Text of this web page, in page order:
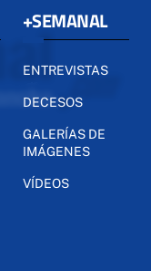
+SEMANAL
ENTREVISTAS
DECESOS
GALERÍAS DE
IMÁGENES
VÍDEOS